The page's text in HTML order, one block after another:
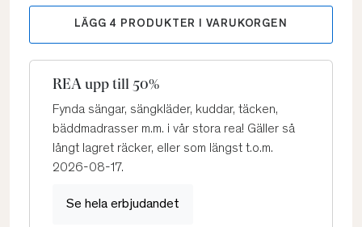
LÄGG 4 PRODUKTER I VARUKORGEN
REA upp till 50%
Fynda sängar, sängkläder, kuddar, täcken,
bäddmadrasser m.m. i vår stora rea! Gäller så
långt lagret räcker, eller som längst t.o.m.
2026-08-17.
Se hela erbjudandet